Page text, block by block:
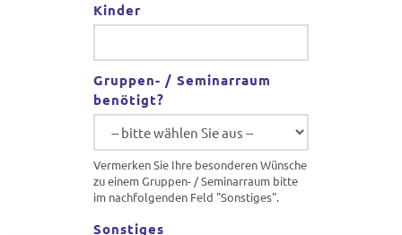
Kinder
Gruppen- / Seminarraum
benötigt?
Vermerken Sie Ihre besonderen Wünsche
zu einem Gruppen- / Seminarraum bitte
im nachfolgenden Feld "Sonstiges".
Sonstiges